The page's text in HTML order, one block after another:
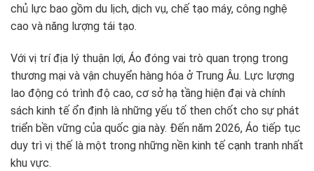
chủ lực bao gồm du lịch, dịch vụ, chế tạo máy, công nghệ
cao và năng lượng tái tạo.
Với vị trí địa lý thuận lợi, Áo đóng vai trò quan trọng trong
thương mại và vận chuyển hàng hóa ở Trung Âu. Lực lượng
lao động có trình độ cao, cơ sở hạ tầng hiện đại và chính
sách kinh tế ổn định là những yếu tố then chốt cho sự phát
triển bền vững của quốc gia này. Đến năm 2026, Áo tiếp tục
duy trì vị thế là một trong những nền kinh tế cạnh tranh nhất
khu vực.